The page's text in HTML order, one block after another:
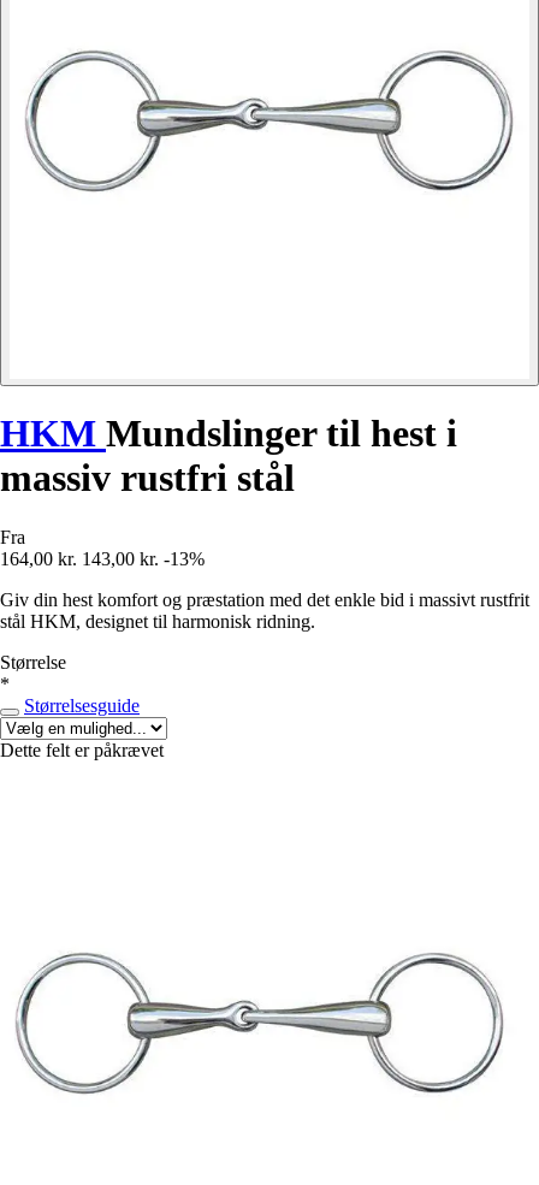
HKM Mundslinger til hest i
massiv rustfri stål
Fra
164,00 kr. 143,00 kr. -13%
Giv din hest komfort og præstation med det enkle bid i massivt rustfrit
stål HKM, designet til harmonisk ridning.
Størrelse
*
Størrelsesguide
Dette felt er påkrævet